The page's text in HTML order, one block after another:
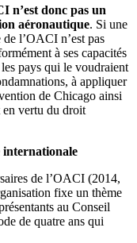
n’est donc pas un
aéronautique. Si une
l’OACI n’est pas
à ses capacités
pays qui le voudraient
à appliquer
de Chicago ainsi
en vertu du droit
internationale
de l’OACI (2014,
fixe un thème
au Conseil
de quatre ans qui